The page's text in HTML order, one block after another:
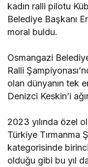
kadın ralli pilotu
Belediye Başkanı
moral buldu.
Osmangazi
Ralli
olan dünyanın tek
Denizci Keskin’i
2023 yılında özel
Türkiye Tırmanma
kategorisinde
olduğu gibi bu yıl